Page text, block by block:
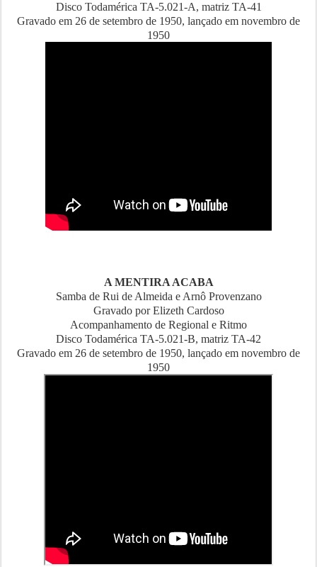
Disco Todamérica TA-5.021-A, matriz TA-41
Gravado em 26 de setembro de 1950, lançado em novembro de
1950
A MENTIRA ACABA
Samba de Rui de Almeida e Arnô Provenzano
Gravado por Elizeth Cardoso
Acompanhamento de Regional e Ritmo
Disco Todamérica TA-5.021-B, matriz TA-42
Gravado em 26 de setembro de 1950, lançado em novembro de
1950